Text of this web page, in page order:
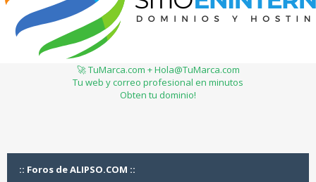
🚀 TuMarca.com + Hola@TuMarca.com
Tu web y correo profesional en minutos
Obten tu dominio!
:: Foros de ALIPSO.COM ::